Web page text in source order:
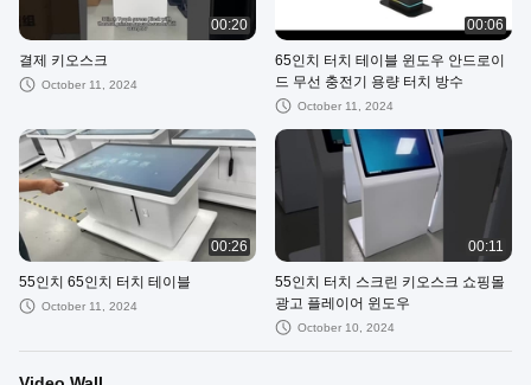
00:20
결제 키오스크
October 11, 2024
00:06
65인치 터치 테이블 윈도우 안드로이
드 무선 충전기 용량 터치 방수
October 11, 2024
00:26
55인치 65인치 터치 테이블
October 11, 2024
00:11
55인치 터치 스크린 키오스크 쇼핑몰
광고 플레이어 윈도우
October 10, 2024